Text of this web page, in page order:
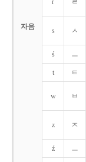
자음
r ㄹ
s ㅅ
ś ㅡ
t ㅌ
w ㅂ
z ㅈ
ź ㅡ